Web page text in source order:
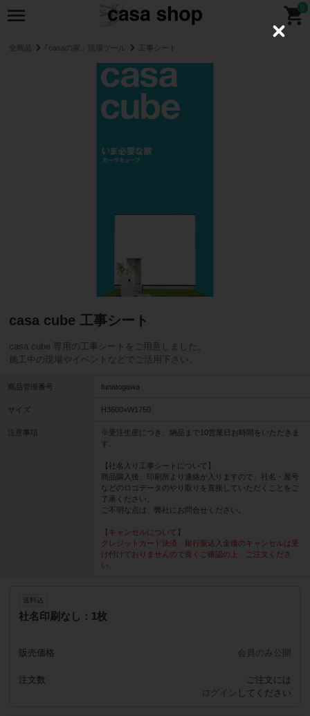
0
全商品 ｢casaの家」現場ツール 工事シート
casa cube 工事シート
casa cube 専用の工事シートをご用意しました。
施工中の現場やイベントなどでご活用下さい。
商品管理番号 funatogawa
サイズ H3600×W1750
注意事項
※受注生産につき、納品まで10営業日お時間をいただきま
す。
【社名入り工事シートについて】
商品購入後、印刷所より連絡が入りますので、社名・屋号
などのロゴデータのやり取りを直接していただくことをご
了承ください。
ご不明な点は、弊社にお問合せください。
【キャンセルについて】
クレジットカード決済、銀行振込入金後のキャンセルは受
け付けておりませんので良くご確認の上、ご注文くださ
い。
送料込
社名印刷なし：1枚
販売価格 会員のみ公開
注文数
ご注文には
ログイン してください
C